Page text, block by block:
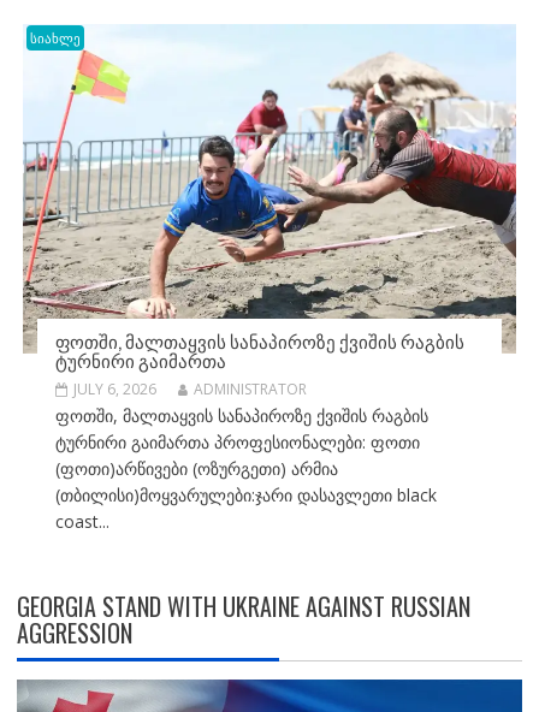
სიახლე
ᲤᲝᲗᲨᲘ, ᲛᲐᲚᲗᲐᲧᲕᲘᲡ ᲡᲐᲜᲐᲞᲘᲠᲝᲖᲔ ᲥᲕᲘᲨᲘᲡ ᲠᲐᲒᲑᲘᲡ
ᲢᲣᲠᲜᲘᲠᲘ ᲒᲐᲘᲛᲐᲠᲗᲐ
JULY 6, 2026 ADMINISTRATOR
ფოთში, მალთაყვის სანაპიროზე ქვიშის რაგბის
ტურნირი გაიმართა პროფესიონალები: ფოთი
(ფოთი)არწივები (ოზურგეთი) არმია
(თბილისი)მოყვარულები:ჯარი დასავლეთი black
coast...
GEORGIA STAND WITH UKRAINE AGAINST RUSSIAN
AGGRESSION